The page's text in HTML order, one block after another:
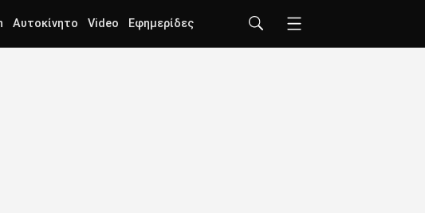
Αυτοκίνητο Video Εφημερίδες